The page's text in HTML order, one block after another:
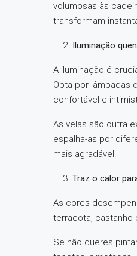
volumosas às
transformam
Iluminação
A iluminação é
Opta por lâmpadas
confortável e
As velas são outra
espalha-as por
mais agradável.
Traz o calor
As cores
terracota, castanho
Se não queres